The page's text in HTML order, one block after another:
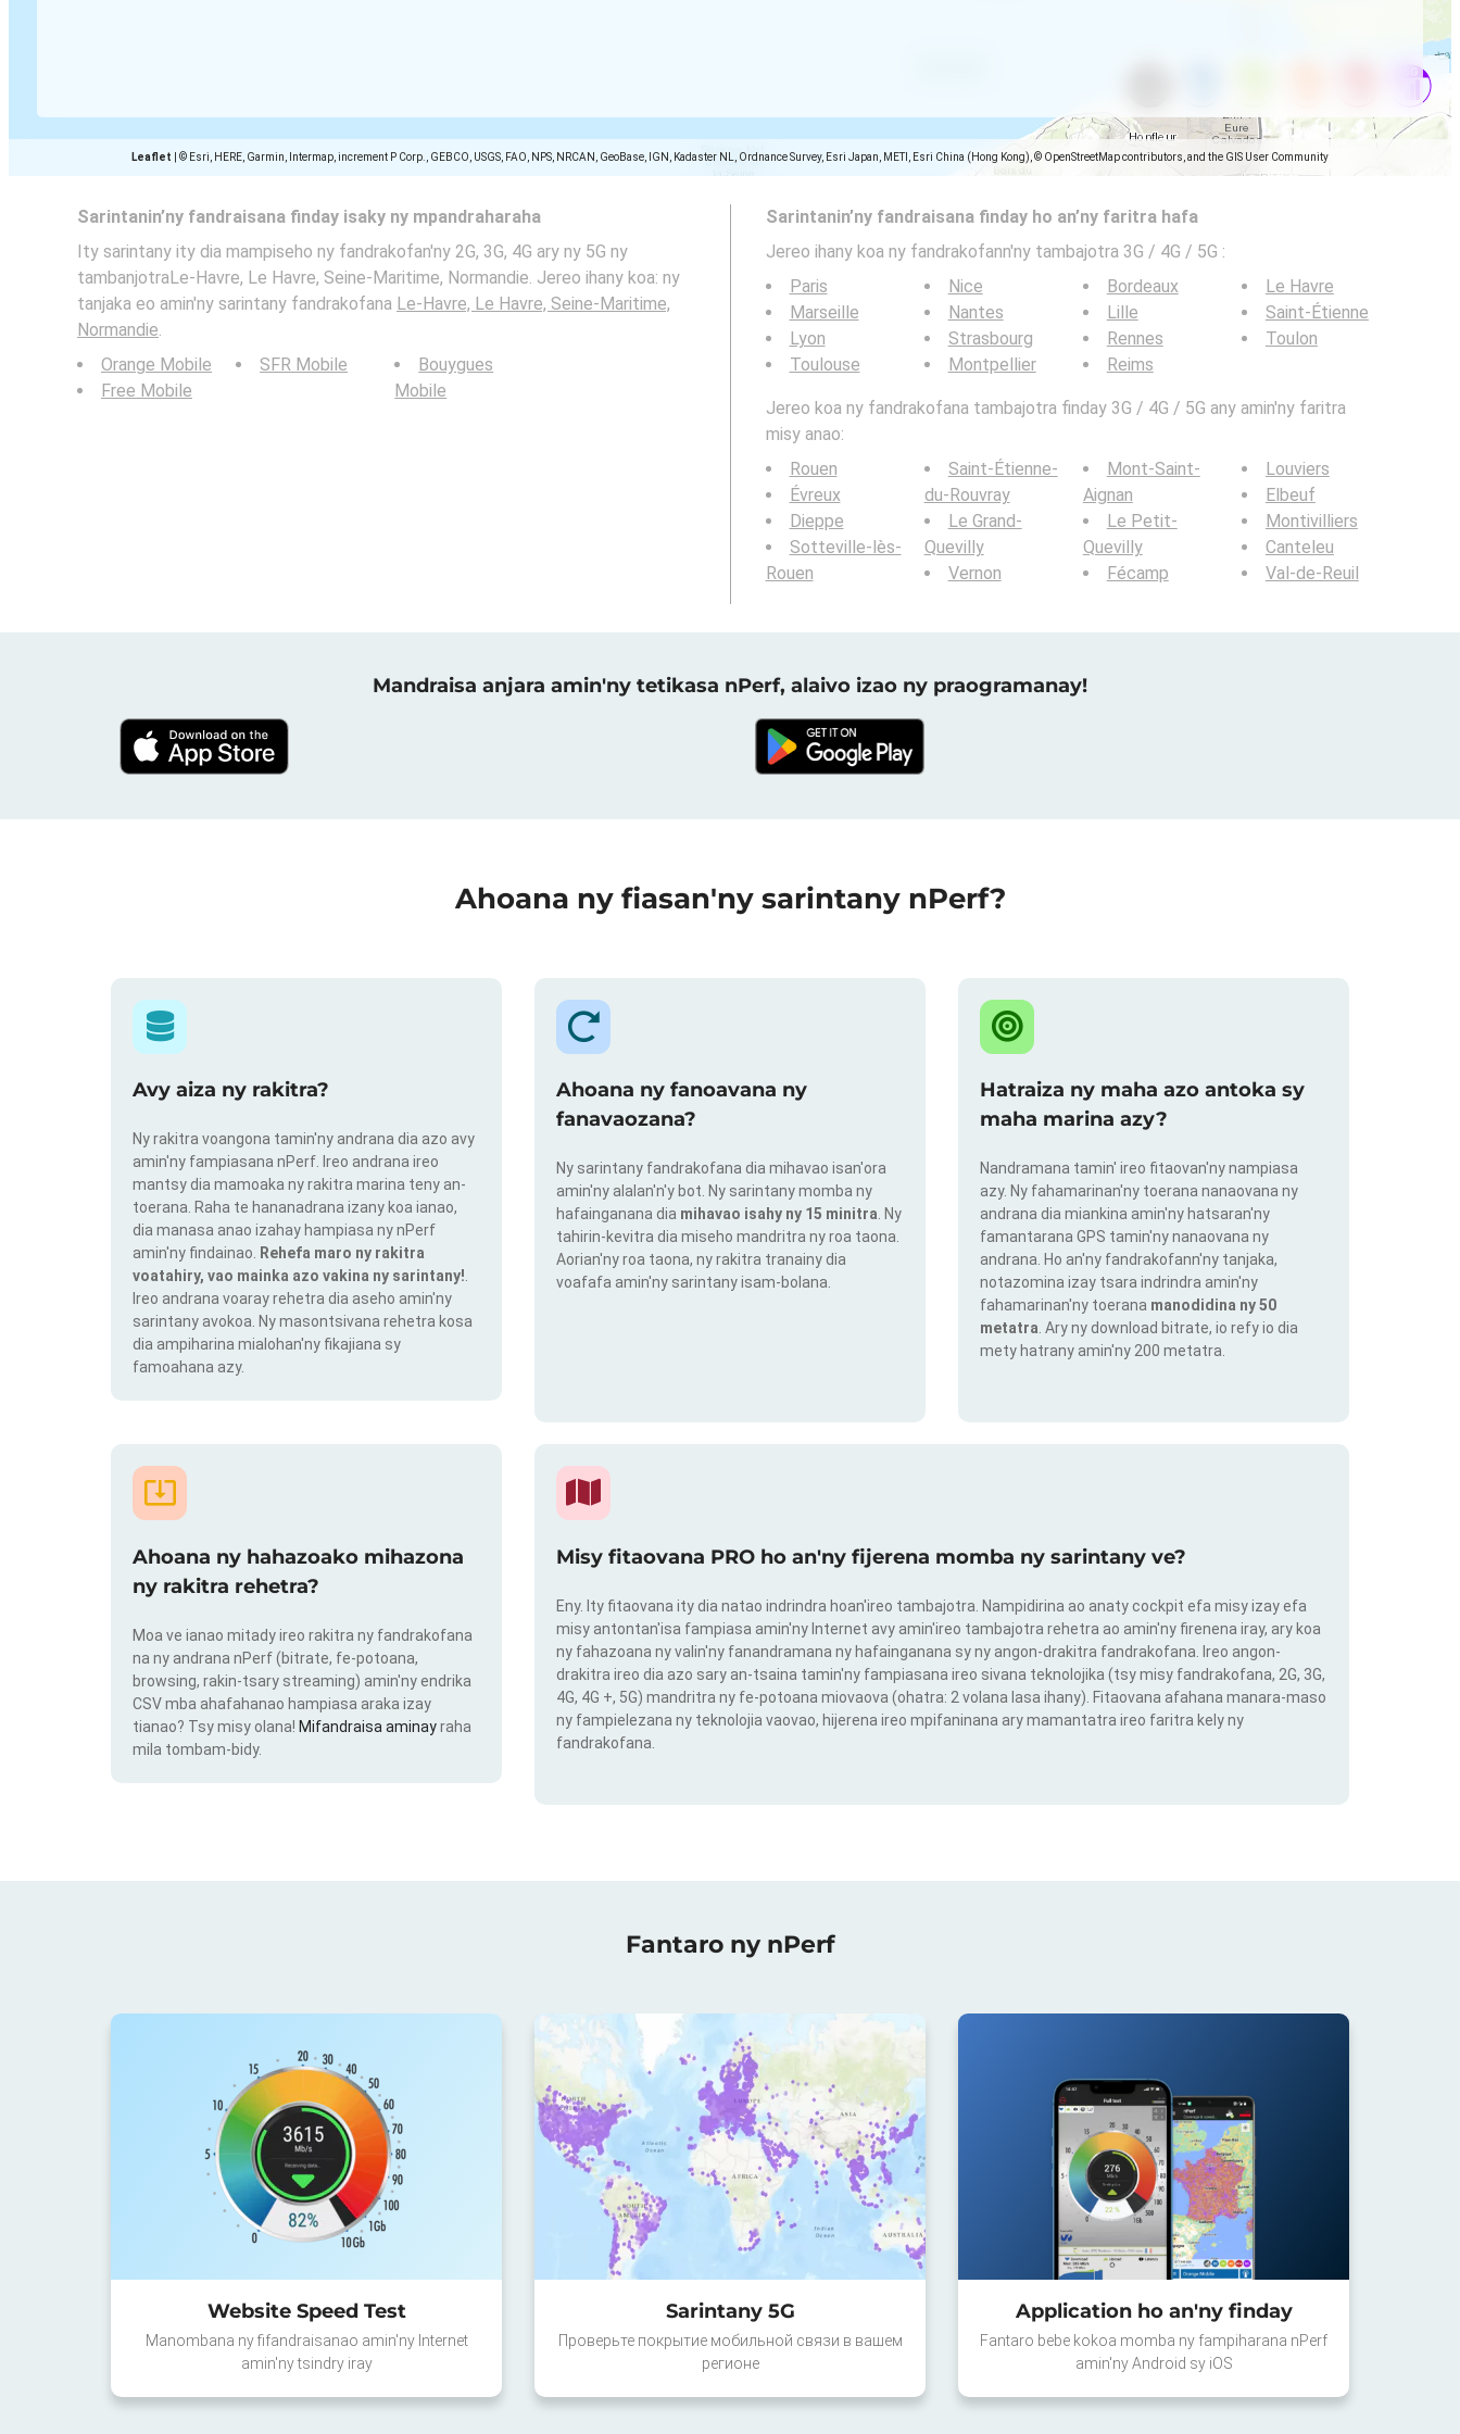
Leaflet © Esri, HERE, Garmin, Intermap, increment P Corp., GEBCO, USGS, FAO, NPS, NRCAN, GeoBase, IGN, Kadaster NL, Ordnance Survey, Esri Japan, METI, Esri China (Hong Kong), © OpenStreetMap contributors, and the GIS User Community
Sarintanin’ny fandraisana finday isaky ny mpandraharaha
Ity sarintany ity dia mampiseho ny fandrakofan'ny 2G, 3G, 4G ary ny 5G ny
tambanjotraLe-Havre, Le Havre, Seine-Maritime, Normandie. Jereo ihany koa: ny
tanjaka eo amin'ny sarintany fandrakofana Le-Havre, Le Havre, Seine-Maritime,
Normandie.
Orange Mobile
Free Mobile
SFR Mobile
Bouygues
Mobile
Sarintanin’ny fandraisana finday ho an’ny faritra hafa
Jereo ihany koa ny fandrakofann'ny tambajotra 3G / 4G / 5G :
Paris
Marseille
Lyon
Toulouse
Nice
Nantes
Strasbourg
Montpellier
Bordeaux
Lille
Rennes
Reims
Le Havre
Saint-Étienne
Toulon
Jereo koa ny fandrakofana tambajotra finday 3G / 4G / 5G any amin'ny faritra
misy anao:
Rouen
Évreux
Dieppe
Sotteville-lès-
Rouen
Saint-Étienne-
du-Rouvray
Le Grand-
Quevilly
Vernon
Mont-Saint-
Aignan
Le Petit-
Quevilly
Fécamp
Louviers
Elbeuf
Montivilliers
Canteleu
Val-de-Reuil
Mandraisa anjara amin'ny tetikasa nPerf, alaivo izao ny praogramanay!
Ahoana ny fiasan'ny sarintany nPerf?
Avy aiza ny rakitra?
Ny rakitra voangona tamin'ny andrana dia azo avy
amin'ny fampiasana nPerf. Ireo andrana ireo
mantsy dia mamoaka ny rakitra marina teny an-
toerana. Raha te hananadrana izany koa ianao,
dia manasa anao izahay hampiasa ny nPerf
amin'ny findainao.
Rehefa maro ny rakitra
voatahiry, vao mainka azo vakina ny sarintany!
Ireo andrana voaray rehetra dia aseho amin'ny
sarintany avokoa. Ny masontsivana rehetra kosa
dia ampiharina mialohan'ny fikajiana sy
famoahana azy.
Ahoana ny fanoavana ny
fanavaozana?
Ny sarintany fandrakofana dia mihavao isan'ora
amin'ny alalan'n'y bot. Ny sarintany momba ny
hafainganana dia mihavao isahy ny 15 minitra . Ny
tahirin-kevitra dia miseho mandritra ny roa taona.
Aorian'ny roa taona, ny rakitra tranainy dia
voafafa amin'ny sarintany isam-bolana.
Hatraiza ny maha azo antoka sy
maha marina azy?
Nandramana tamin' ireo fitaovan'ny nampiasa
azy. Ny fahamarinan'ny toerana nanaovana ny
andrana dia miankina amin'ny hatsaran'ny
famantarana GPS tamin'ny nanaovana ny
andrana. Ho an'ny fandrakofann'ny tanjaka,
notazomina izay tsara indrindra amin'ny
fahamarinan'ny toerana manodidina ny 50
metatra . Ary ny download bitrate, io refy io dia
mety hatrany amin'ny 200 metatra.
Ahoana ny hahazoako mihazona
ny rakitra rehetra?
Moa ve ianao mitady ireo rakitra ny fandrakofana
na ny andrana nPerf (bitrate, fe-potoana,
browsing, rakin-tsary streaming) amin'ny endrika
CSV mba ahafahanao hampiasa araka izay
tianao? Tsy misy olana! Mifandraisa aminayraha
mila tombam-bidy.
Misy fitaovana PRO ho an'ny fijerena momba ny sarintany ve?
Eny. Ity fitaovana ity dia natao indrindra hoan'ireo tambajotra. Nampidirina ao anaty cockpit efa misy izay efa
misy antontan'isa fampiasa amin'ny Internet avy amin'ireo tambajotra rehetra ao amin'ny firenena iray, ary koa
ny fahazoana ny valin'ny fanandramana ny hafainganana sy ny angon-drakitra fandrakofana. Ireo angon-
drakitra ireo dia azo sary an-tsaina tamin'ny fampiasana ireo sivana teknolojika (tsy misy fandrakofana, 2G, 3G,
4G, 4G +, 5G) mandritra ny fe-potoana miovaova (ohatra: 2 volana lasa ihany). Fitaovana afahana manara-maso
ny fampielezana ny teknolojia vaovao, hijerena ireo mpifaninana ary mamantatra ireo faritra kely ny
fandrakofana.
Fantaro ny nPerf
Website Speed Test
Manombana ny fifandraisanao amin'ny Internet
amin'ny tsindry iray
Sarintany 5G
Проверьте покрытие мобильной связи в вашем
регионе
Application ho an'ny finday
Fantaro bebe kokoa momba ny fampiharana nPerf
amin'ny Android sy iOS